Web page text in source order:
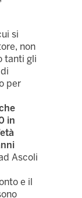
si
non
tanti gli
per
in
Ascoli
e il